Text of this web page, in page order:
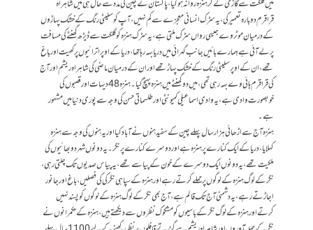
میں گلگت سے گاڑی لے کر ہنزہ روانہ ہوگیا، پاکستان نے چین کی مدد سے حال ہی میں شاہراہ
قراقرم دوبارہ تعمیر کی، یہ سڑک انسانی معجزے سے کم نہیں، آپ کو سلیٹی رنگ کے خشک پہاڑوں
کے درمیان موٹروے جیسی رواں سڑک ملتی ہے، یہ سڑک ہنزہ کو گلگت سے ڈیڑھ گھنٹے کی مسافت
پر لے آئی ہے، ہمارے بائیں جانب گہرائی میں دریا بہہ رہا تھا، دریا کے اوپر اترائیوں پر کھیت اور باغ
تھے، ان کے اوپر سلیٹی رنگ کے خشک پہاڑ تھے اور ان کے درمیان ماضی کی شاہراہ ریشم اور آج
کی قراقرم ہائی وے بہہ رہی تھی، میں دو گھنٹے میں ہنزہ پہنچ گیا۔ہنزہ48 دیہات اور قصبوں کی
خوبصورت وادی ہے، یہ وادی اسماعیلی کمیونٹی اور طلسماتی حسن کی وجہ سے پوری دنیا میں مشہور
ہے۔
ہنزہ آج سے اڑھائی ہزار سال پہلے چین کے سفید ہنوں نے آباد کیا اور یہ ہنوں کی وجہ سے ہنزہ
کہلایا، دریا کے ایک کنارے پر ہنزہ ہے اور دوسرے کنارے پر نگر۔ یہ دونوں شہر دو بھائیوں کی
ملکیت تھے، یہ دونوں ایک دوسرے کے خون کے پیاسے تھے، یہ پیاس صدیوں تک چلتی رہی،
نگر کے لوگ ہنزہ کے لوگوں پر حملے کرتے رہے اور ہنزہ کے سپاہی نگر کی کی فصلیں، باغ اور جانور
اجاڑتے رہے، یہ دشمنی آج تک قائم ہے، آج بھی نگر کے لوگ ہنزہ کے لوگوں کو پسند نہیں
کرتے اور ہنزہ کے لوگ نگر کے باسیوں کو مشکوک نظروں سے دیکھتے ہیں، ہنزہ کے حکمرانوں نے